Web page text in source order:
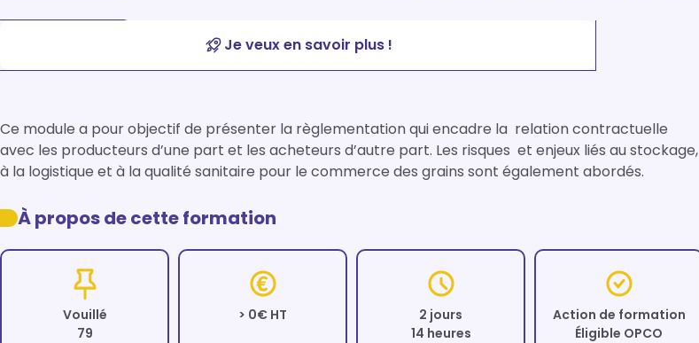
Je veux en savoir plus !
Ce module a pour objectif de présenter la règlementation qui encadre la  relation contractuelle
avec les producteurs d’une part et les acheteurs d’autre part. Les risques  et enjeux liés au stockage,
à la logistique et à la qualité sanitaire pour le commerce des grains sont également abordés.
À propos de cette formation
Vouillé
79
> 0€ HT
2 jours
14 heures
Action de formation
Éligible OPCO